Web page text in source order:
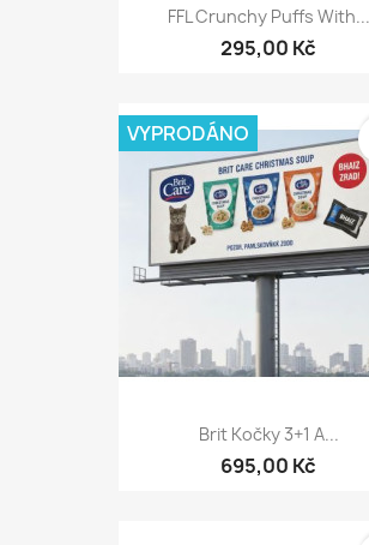
FFL Crunchy Puffs With...
295,00 Kč
Brit Kočky 3+1 A...
695,00 Kč
VYPRODÁNO